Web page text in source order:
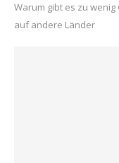
Warum gibt es zu
auf andere Länder